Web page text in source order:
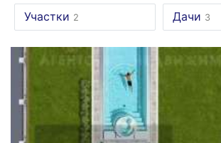
Участки 2 Дачи 3